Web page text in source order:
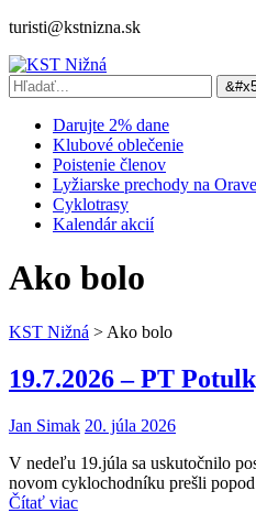
turisti@kstnizna.sk
Darujte 2% dane
Klubové oblečenie
Poistenie členov
Lyžiarske prechody na Orave
Cyklotrasy
Kalendár akcií
Ako bolo
KST Nižná > Ako bolo
19.7.2026 – PT
Jan Simak 20. júla 2026
V nedeľu 19.júla sa uskutočnilo
novom cyklochodníku prešli
Čítať viac